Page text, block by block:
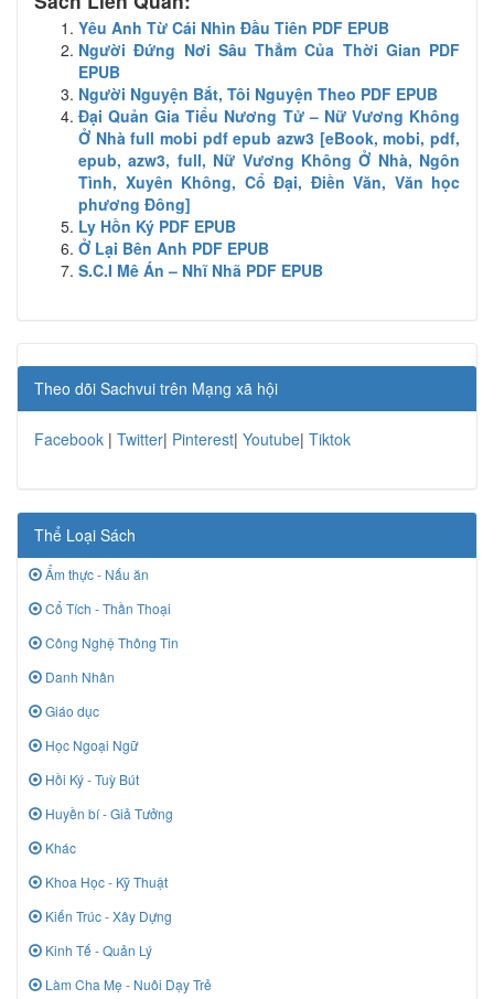
Yêu Anh Từ Cái Nhìn Đầu Tiên PDF EPUB
Người Đứng Nơi Sâu Thẳm Của Thời Gian PDF
EPUB
Người Nguyện Bắt, Tôi Nguyện Theo PDF EPUB
Đại Quản Gia Tiểu Nương Tử – Nữ Vương Không
Ở Nhà full mobi pdf epub azw3 [eBook, mobi, pdf,
epub, azw3, full, Nữ Vương Không Ở Nhà, Ngôn
Tình, Xuyên Không, Cổ Đại, Điền Văn, Văn học
phương Đông]
Ly Hồn Ký PDF EPUB
Ở Lại Bên Anh PDF EPUB
S.C.I Mê Án – Nhĩ Nhã PDF EPUB
Theo dõi Sachvui trên Mạng xã hội
Facebook | Twitter| Pinterest| Youtube| Tiktok
Thể Loại Sách
Ẩm thực - Nấu ăn
Cổ Tích - Thần Thoại
Công Nghệ Thông Tin
Danh Nhân
Giáo dục
Học Ngoại Ngữ
Hồi Ký - Tuỳ Bút
Huyền bí - Giả Tưởng
Khác
Khoa Học - Kỹ Thuật
Kiến Trúc - Xây Dựng
Kinh Tế - Quản Lý
Làm Cha Mẹ - Nuôi Dạy Trẻ